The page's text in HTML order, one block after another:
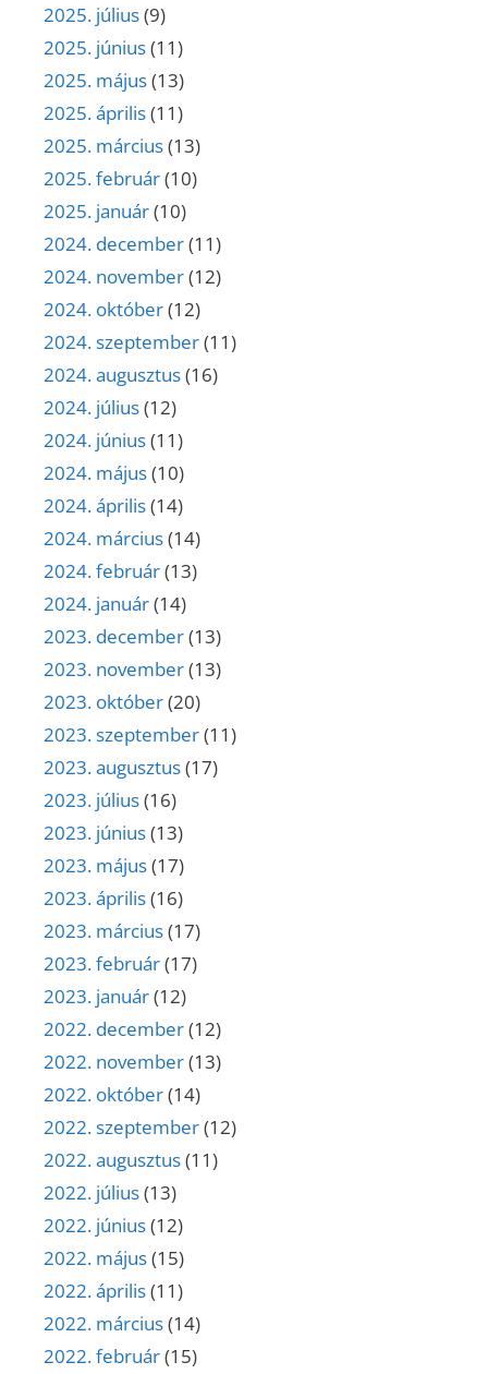
2025. július(9)
2025. június(11)
2025. május(13)
2025. április(11)
2025. március(13)
2025. február(10)
2025. január(10)
2024. december(11)
2024. november(12)
2024. október(12)
2024. szeptember(11)
2024. augusztus(16)
2024. július(12)
2024. június(11)
2024. május(10)
2024. április(14)
2024. március(14)
2024. február(13)
2024. január(14)
2023. december(13)
2023. november(13)
2023. október(20)
2023. szeptember(11)
2023. augusztus(17)
2023. július(16)
2023. június(13)
2023. május(17)
2023. április(16)
2023. március(17)
2023. február(17)
2023. január(12)
2022. december(12)
2022. november(13)
2022. október(14)
2022. szeptember(12)
2022. augusztus(11)
2022. július(13)
2022. június(12)
2022. május(15)
2022. április(11)
2022. március(14)
2022. február(15)